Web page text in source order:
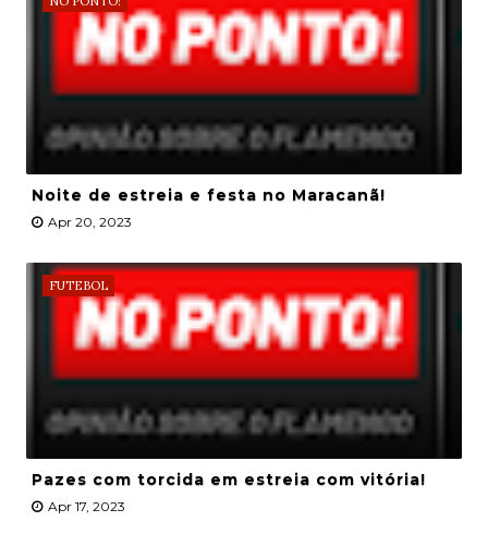
Noite de estreia e festa no Maracanã!
Apr 20, 2023
FUTEBOL
Pazes com torcida em estreia com vitória!
Apr 17, 2023